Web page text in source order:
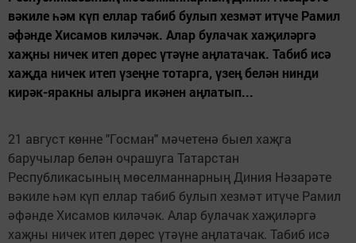
вәкиле һәм күп еллар табиб булып хезмәт итүче Рамил
әфәнде Хисамов киләчәк. Алар булачак хаҗиләргә
хаҗны ничек итеп дөрес үтәүне аңлатачак. Табиб исә
хаҗда ничек итеп үзеңне тотарга, үзең белән нинди
кирәк-яракны алырга икәнен аңлатып...
21 август көнне "Госман" мәчетенә быел хаҗга
баручылар белән очрашуга Татарстан
Республикасының мөселманнарның Диния Нәзарәте
вәкиле һәм күп еллар табиб булып хезмәт итүче Рамил
әфәнде Хисамов киләчәк. Алар булачак хаҗиләргә
хаҗны ничек итеп дөрес үтәүне аңлатачак. Табиб исә